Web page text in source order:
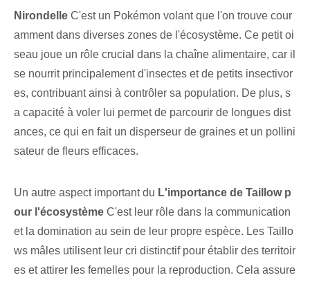
Nirondelle C'est un Pokémon volant que l'on trouve cour
amment dans diverses zones de l'écosystème. Ce petit oi
seau joue un rôle crucial dans la chaîne alimentaire, car il
se nourrit principalement d'insectes et de petits insectivor
es, contribuant ainsi à contrôler sa population. De plus, s
a capacité à voler lui permet de parcourir de longues dist
ances, ce qui en fait un disperseur de graines et un pollini
sateur de fleurs efficaces.
Un autre aspect important du L'importance de Taillow p
our l'écosystème C'est leur rôle dans la communication
et la domination au sein de leur propre espèce. Les Taillo
ws mâles utilisent leur cri distinctif pour établir des territoir
es et attirer les femelles pour la reproduction. Cela‍ assure